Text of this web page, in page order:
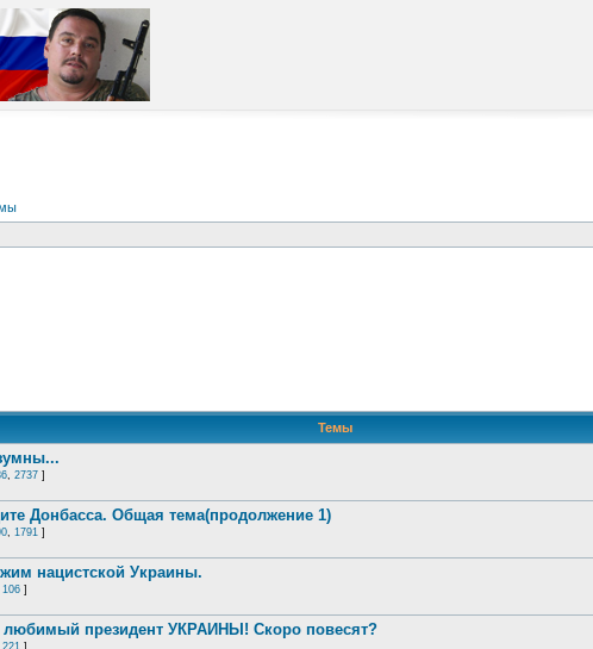
Темы
, 2737 ]
Донбасса. Общая тема(продолжение 1)
, 1791 ]
нацистской Украины.
106 ]
президент УКРАИНЫ! Скоро повесят?
221 ]